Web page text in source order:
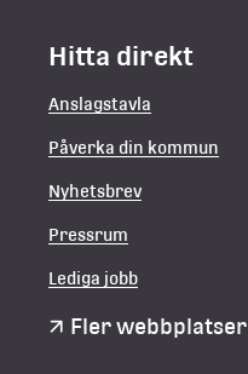
Hitta direkt
Anslagstavla
Påverka din kommun
Nyhetsbrev
Pressrum
Lediga jobb
Fler webbplatser